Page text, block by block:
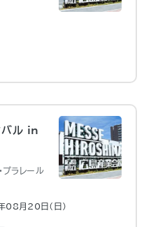
バル in
プラレール
08月20日（日)